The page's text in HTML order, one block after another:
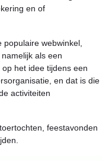
en of
webwinkel,
als een
het idee tijdens een
en dat is die
activiteiten
feestavonden